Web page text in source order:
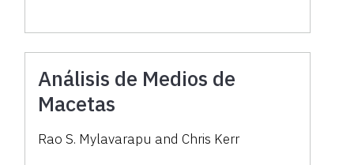
Análisis de Medios de
Macetas
Rao S. Mylavarapu and Chris Kerr